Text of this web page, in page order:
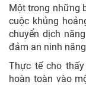
Một trong những
cuộc khủng
chuyển dịch
đảm an ninh
Thực tế cho
hoàn toàn vào